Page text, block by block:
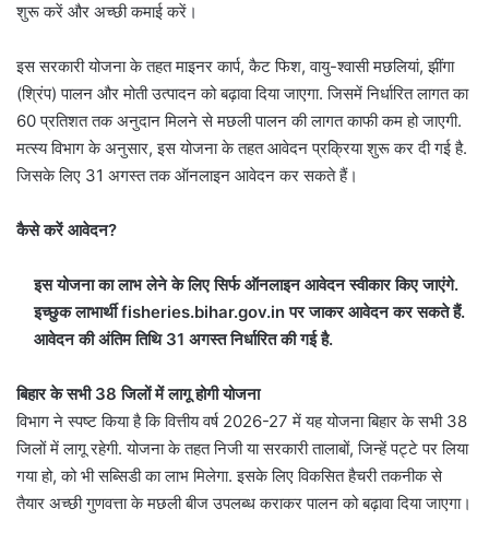
शुरू करें और अच्छी कमाई करें।
इस सरकारी योजना के तहत माइनर कार्प, कैट फिश, वायु-श्वासी मछलियां, झींगा
(श्रिंप) पालन और मोती उत्पादन को बढ़ावा दिया जाएगा. जिसमें निर्धारित लागत का
60 प्रतिशत तक अनुदान मिलने से मछली पालन की लागत काफी कम हो जाएगी.
मत्स्य विभाग के अनुसार, इस योजना के तहत आवेदन प्रक्रिया शुरू कर दी गई है.
जिसके लिए 31 अगस्त तक ऑनलाइन आवेदन कर सकते हैं।
कैसे करें आवेदन?
इस योजना का लाभ लेने के लिए सिर्फ ऑनलाइन आवेदन स्वीकार किए जाएंगे.
इच्छुक लाभार्थी fisheries.bihar.gov.in पर जाकर आवेदन कर सकते हैं.
आवेदन की अंतिम तिथि 31 अगस्त निर्धारित की गई है.
बिहार के सभी 38 जिलों में लागू होगी योजना
विभाग ने स्पष्ट किया है कि वित्तीय वर्ष 2026-27 में यह योजना बिहार के सभी 38
जिलों में लागू रहेगी. योजना के तहत निजी या सरकारी तालाबों, जिन्हें पट्टे पर लिया
गया हो, को भी सब्सिडी का लाभ मिलेगा. इसके लिए विकसित हैचरी तकनीक से
तैयार अच्छी गुणवत्ता के मछली बीज उपलब्ध कराकर पालन को बढ़ावा दिया जाएगा।